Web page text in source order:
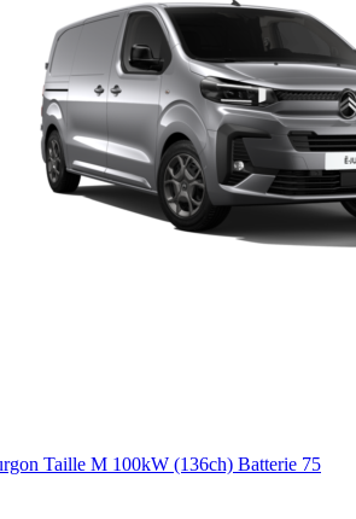
Taille M 100kW (136ch) Batterie 75